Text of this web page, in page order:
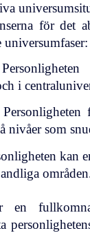
för det
i
nivåer som
kan
en